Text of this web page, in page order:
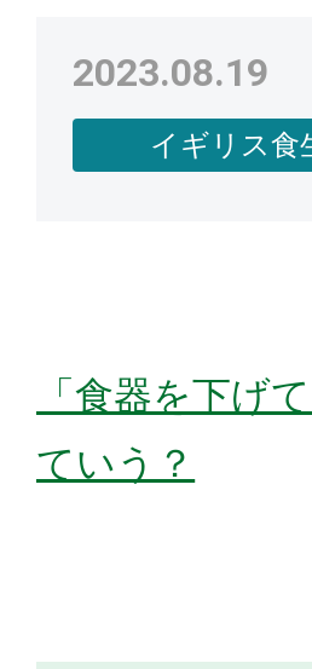
2023.08.19
イギリス食
「食器を下げ
ていう？